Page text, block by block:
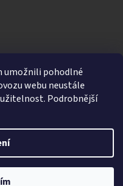
umožnili pohodlné
webu neustále
Podrobnější
práva vyhrazena.